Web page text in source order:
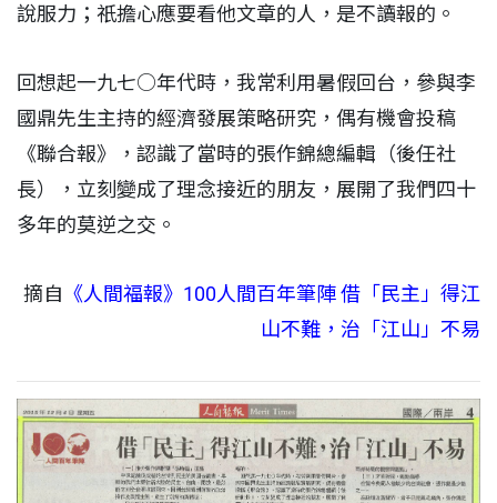
說服力；祇擔心應要看他文章的人，是不讀報的。
回想起一九七○年代時，我常利用暑假回台，參與李
國鼎先生主持的經濟發展策略研究，偶有機會投稿
《聯合報》，認識了當時的張作錦總編輯（後任社
長），立刻變成了理念接近的朋友，展開了我們四十
多年的莫逆之交。
摘自 《人間福報》100人間百年筆陣 借「民主」得江
山不難，治「江山」不易